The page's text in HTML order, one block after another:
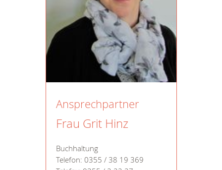
Ansprechpartner
Frau Grit Hinz
Buchhaltung
Telefon: 0355 / 38 19 369